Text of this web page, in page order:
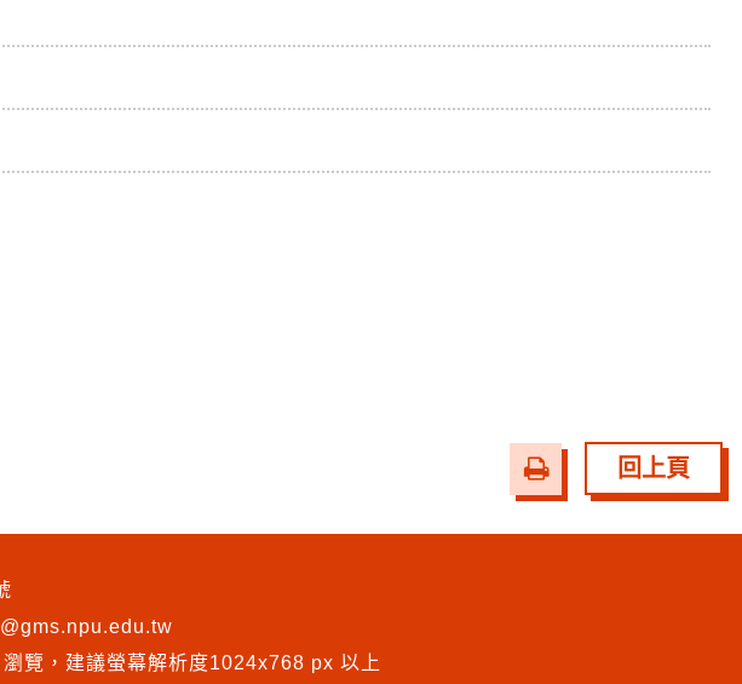
友
善
回上頁
覽 ， 建議螢幕解析度1024x768 px 以上